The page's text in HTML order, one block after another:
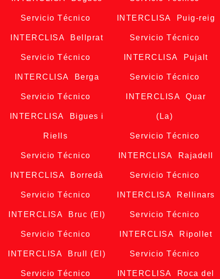
Servicio Técnico
INTERCLISA Bellprat
Servicio Técnico
INTERCLISA Berga
Servicio Técnico
INTERCLISA Bigues i
Riells
Servicio Técnico
INTERCLISA Borredà
Servicio Técnico
INTERCLISA Bruc (El)
Servicio Técnico
INTERCLISA Brull (El)
Servicio Técnico
INTERCLISA Puig-reig
Servicio Técnico
INTERCLISA Pujalt
Servicio Técnico
INTERCLISA Quar
(La)
Servicio Técnico
INTERCLISA Rajadell
Servicio Técnico
INTERCLISA Rellinars
Servicio Técnico
INTERCLISA Ripollet
Servicio Técnico
INTERCLISA Roca del